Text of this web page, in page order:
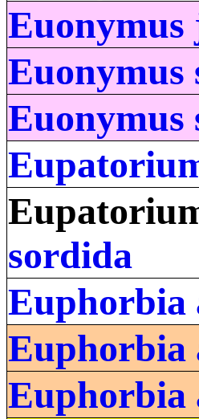
Euonymus
Euonymus
Euonymus
sordida
Euphorbia
Euphorbia
Euphorbia